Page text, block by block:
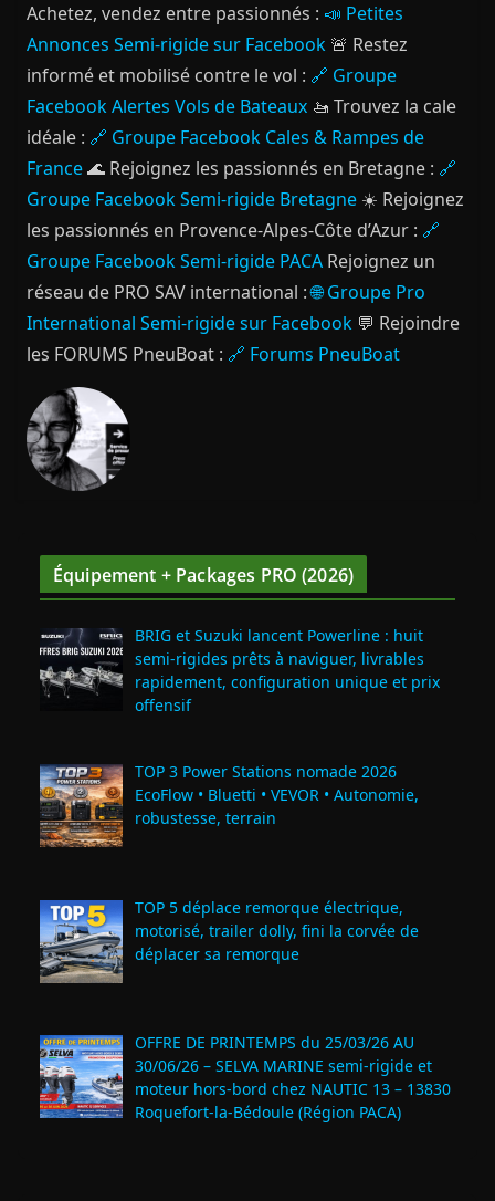
Achetez, vendez entre passionnés : 📣 Petites
Annonces Semi-rigide sur Facebook 🚨 Restez
informé et mobilisé contre le vol : 🔗 Groupe
Facebook Alertes Vols de Bateaux 🚤 Trouvez la cale
idéale : 🔗 Groupe Facebook Cales & Rampes de
France🌊 Rejoignez les passionnés en Bretagne : 🔗
Groupe Facebook Semi-rigide Bretagne ☀️ Rejoignez
les passionnés en Provence-Alpes-Côte d’Azur : 🔗
Groupe Facebook Semi-rigide PACA Rejoignez un
réseau de PRO SAV international :🌐 Groupe Pro
International Semi-rigide sur Facebook 💬 Rejoindre
les FORUMS PneuBoat : 🔗 Forums PneuBoat
Équipement + Packages PRO (2026)
BRIG et Suzuki lancent Powerline : huit
semi‑rigides prêts à naviguer, livrables
rapidement, configuration unique et prix
offensif
TOP 3 Power Stations nomade 2026
EcoFlow • Bluetti • VEVOR • Autonomie,
robustesse, terrain
TOP 5 déplace remorque électrique,
motorisé, trailer dolly, fini la corvée de
déplacer sa remorque
OFFRE DE PRINTEMPS du 25/03/26 AU
30/06/26 – SELVA MARINE semi-rigide et
moteur hors-bord chez NAUTIC 13 – 13830
Roquefort‑la‑Bédoule (Région PACA)